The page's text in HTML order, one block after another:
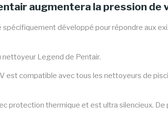
augmentera la pression de
spécifiquement développé pour répondre aux
Legend de Pentair.
est compatible avec tous les nettoyeurs de
protection thermique et est ultra silencieux.